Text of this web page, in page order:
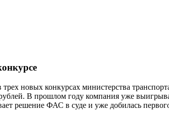
новых конкурсах министерства
В прошлом году компания уже
решение ФАС в суде и уже добилась